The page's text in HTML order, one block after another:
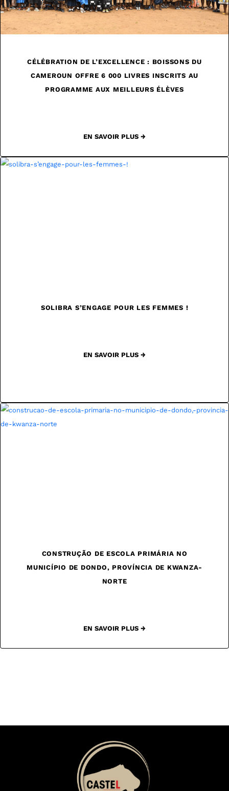
CÉLÉBRATION DE L’EXCELLENCE : BOISSONS DU
CAMEROUN OFFRE 6 000 LIVRES INSCRITS AU
PROGRAMME AUX MEILLEURS ÉLÈVES
EN SAVOIR PLUS →
SOLIBRA S’ENGAGE POUR LES FEMMES !
EN SAVOIR PLUS →
CONSTRUÇÃO DE ESCOLA PRIMÁRIA NO
MUNICÍPIO DE DONDO, PROVÍNCIA DE KWANZA-
NORTE
EN SAVOIR PLUS →